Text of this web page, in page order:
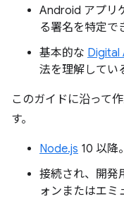
Android アプリ
る署名を特定で
基本的な Digital
法を理解してい
このガイドに沿って
す。
Node.js 10 以降。
接続され、開発
ォンまたはエミ